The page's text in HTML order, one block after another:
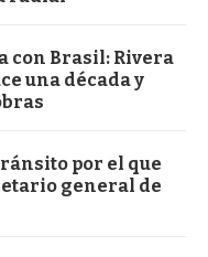
con Brasil: Rivera
una década y
por el que
general de